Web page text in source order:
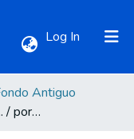
Log In (current)
Antiguo
El secretario del rey ... / por el licenciado Francisco Vermudez de Pedraza, ... ; y aora sacado à la luz por Domingo Antonio Parrino